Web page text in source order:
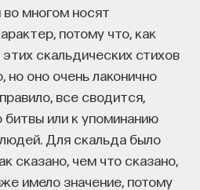
во многом носят
потому что, как
скальдических стихов
но оно очень лаконично
все сводится,
битвы или к упоминанию
Для скальда было
сказано, чем что сказано,
имело значение, потому